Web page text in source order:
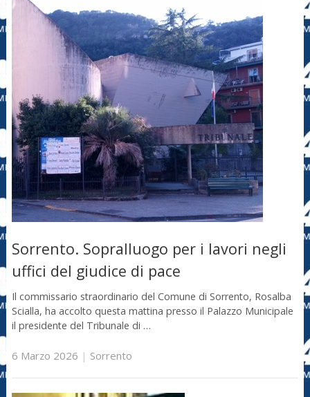
Sorrento. Sopralluogo per i lavori negli
uffici del giudice di pace
Il commissario straordinario del Comune di Sorrento, Rosalba
Scialla, ha accolto questa mattina presso il Palazzo Municipale
il presidente del Tribunale di …
6 Marzo 2026 | Sorrento